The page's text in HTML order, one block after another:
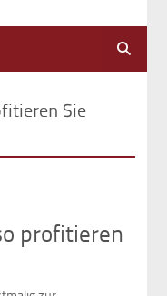
Suche
Sie
profitieren